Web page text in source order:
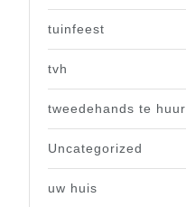
tuinfeest
tvh
tweedehands te huur
Uncategorized
uw huis